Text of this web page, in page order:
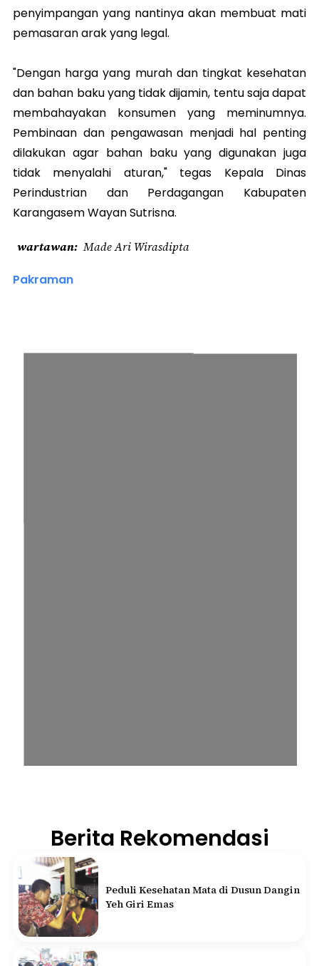
penyimpangan yang nantinya akan membuat mati
pemasaran arak yang legal.
"Dengan harga yang murah dan tingkat kesehatan
dan bahan baku yang tidak dijamin, tentu saja dapat
membahayakan konsumen yang meminumnya.
Pembinaan dan pengawasan menjadi hal penting
dilakukan agar bahan baku yang digunakan juga
tidak menyalahi aturan," tegas Kepala Dinas
Perindustrian dan Perdagangan Kabupaten
Karangasem Wayan Sutrisna.
wartawan Made Ari Wirasdipta
Pakraman
Berita Rekomendasi
Peduli Kesehatan Mata di Dusun Dangin
Yeh Giri Emas